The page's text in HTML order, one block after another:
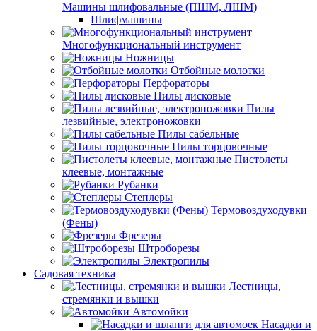
Машины шлифовальные (ПШМ, ЛШМ)
Шлифмашины
Многофункциональный инструмент
Ножницы
Отбойные молотки
Перфораторы
Пилы дисковые
Пилы
лезвийные, электроножовки
Пилы сабельные
Пилы торцовочные
Пистолеты
клеевые, монтажные
Рубанки
Степлеры
Термовоздуходувки
(Фены)
Фрезеры
Штроборезы
Электропилы
Садовая техника
Лестницы,
стремянки и вышки
Автомойки
Насадки и